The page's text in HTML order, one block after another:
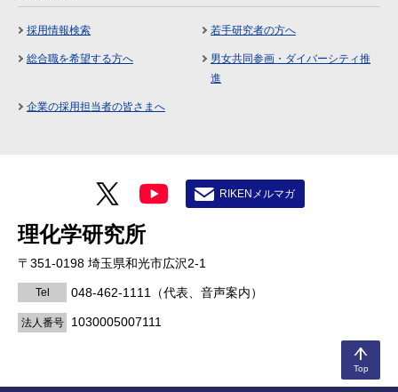
Top
採用情報検索 若手研究者の方へ
総合職を希望する方へ
男女共同参画・ダイバーシティ推
進
企業の採用担当者の皆さまへ
理化学研究所
〒351-0198 埼玉県和光市広沢2-1
Tel 048-462-1111 （代表、音声案内）
法人番号 1030005007111
RIKENメルマガ